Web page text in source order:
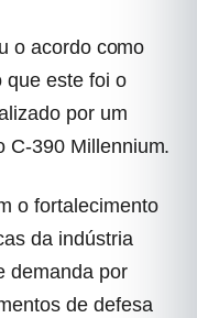
o acordo como
que este foi o
por um
C-390 Millennium.
o fortalecimento
da indústria
demanda por
de defesa